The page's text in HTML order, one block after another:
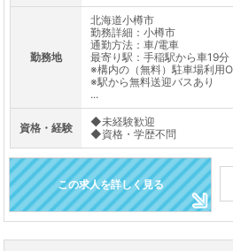
勤務地
北海道小樽市
勤務詳細：小樽市
通勤方法：車/電車
最寄り駅：手稲駅から車19分
※構内の（無料）駐車場利用
※駅から無料送迎バスあり
...
資格・経験
◆未経験歓迎
◆資格・学歴不問
この求人を詳しく見る